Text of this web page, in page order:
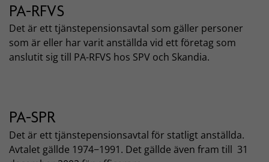
PA-RFVS
Det är ett tjänstepensionsavtal som gäller personer
som är eller har varit anställda vid ett företag som
anslutit sig till PA-RFVS hos SPV och Skandia.
PA-SPR
Det är ett tjänstepensionsavtal för statligt anställda.
Avtalet gällde 1974−1991. Det gällde även fram till 31